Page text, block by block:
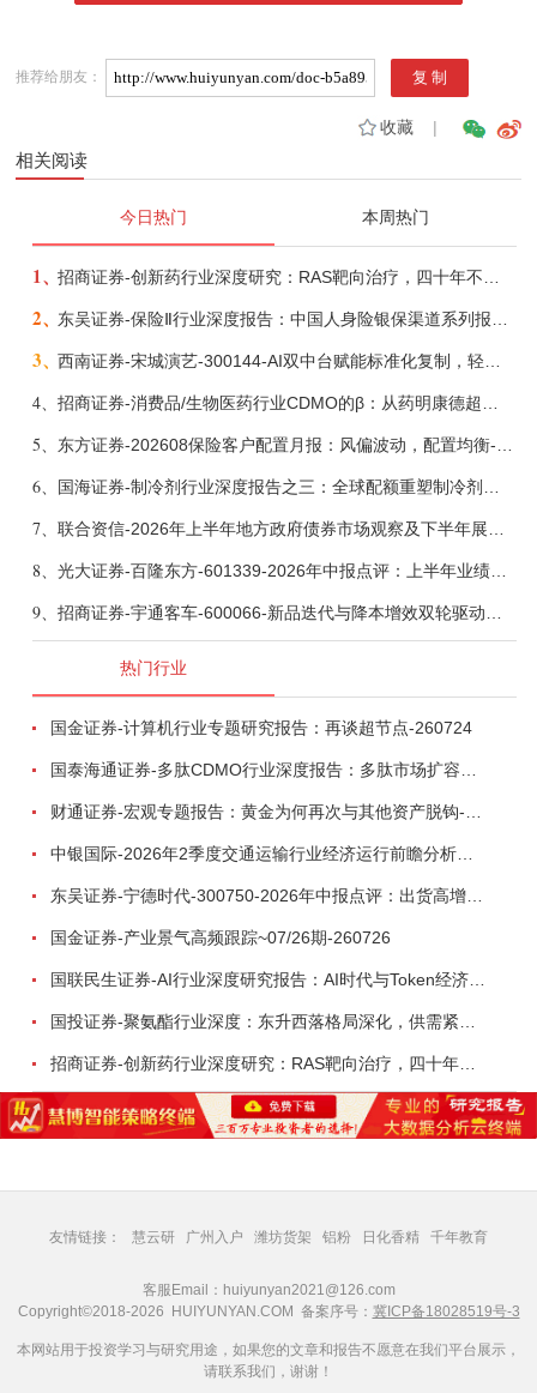
推荐给朋友：
收藏|
相关阅读
今日热门 本周热门
1、
2、
3、
4、
5、
6、
7、
8、 光大证券-百隆东方-601339-2026年中报点评：上半年业绩表现高增，国内外产能均有亮眼表现-260807
9、
热门行业
国金证券-计算机行业专题研究报告：再谈超节点-260724
中银国际-2026年2季度交通运输行业经济运行前瞻分析：地缘冲突致航运和航空景气度分化，交通基础设施板块总体呈现稳健特征-260724
东吴证券-宁德时代-300750-2026年中报点评：出货高增业绩稳健，回购彰显龙头信心-260726
国金证券-产业景气高频跟踪~07/26期-260726
国联民生证券-AI行业深度研究报告：AI时代与Token经济，从技术符号到数字石油-260801
招商证券-创新药行业深度研究：RAS靶向治疗，四十年不可成药的终结，与终结之后的治疗格局演化-260805
友情链接： 慧云研 广州入户 潍坊货架 铝粉 日化香精 千年教育
客服Email：huiyunyan2021@126.com
Copyright©2018-2026 HUIYUNYAN.COM 备案序号： 冀ICP备18028519号-3
本网站用于投资学习与研究用途，如果您的文章和报告不愿意在我们平台展示，
请联系我们，谢谢！